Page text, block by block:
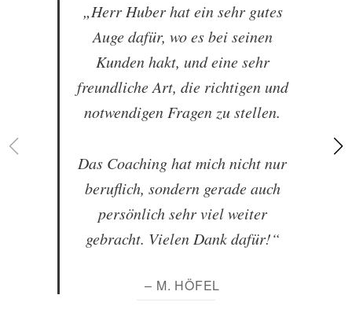
„Herr Huber hat ein sehr gutes
Auge dafür, wo es bei seinen
Kunden hakt, und eine sehr
freundliche Art, die richtigen und
notwendigen Fragen zu stellen.
Das Coaching hat mich nicht nur
beruflich, sondern gerade auch
persönlich sehr viel weiter
gebracht. Vielen Dank dafür!“
– M. HÖFEL